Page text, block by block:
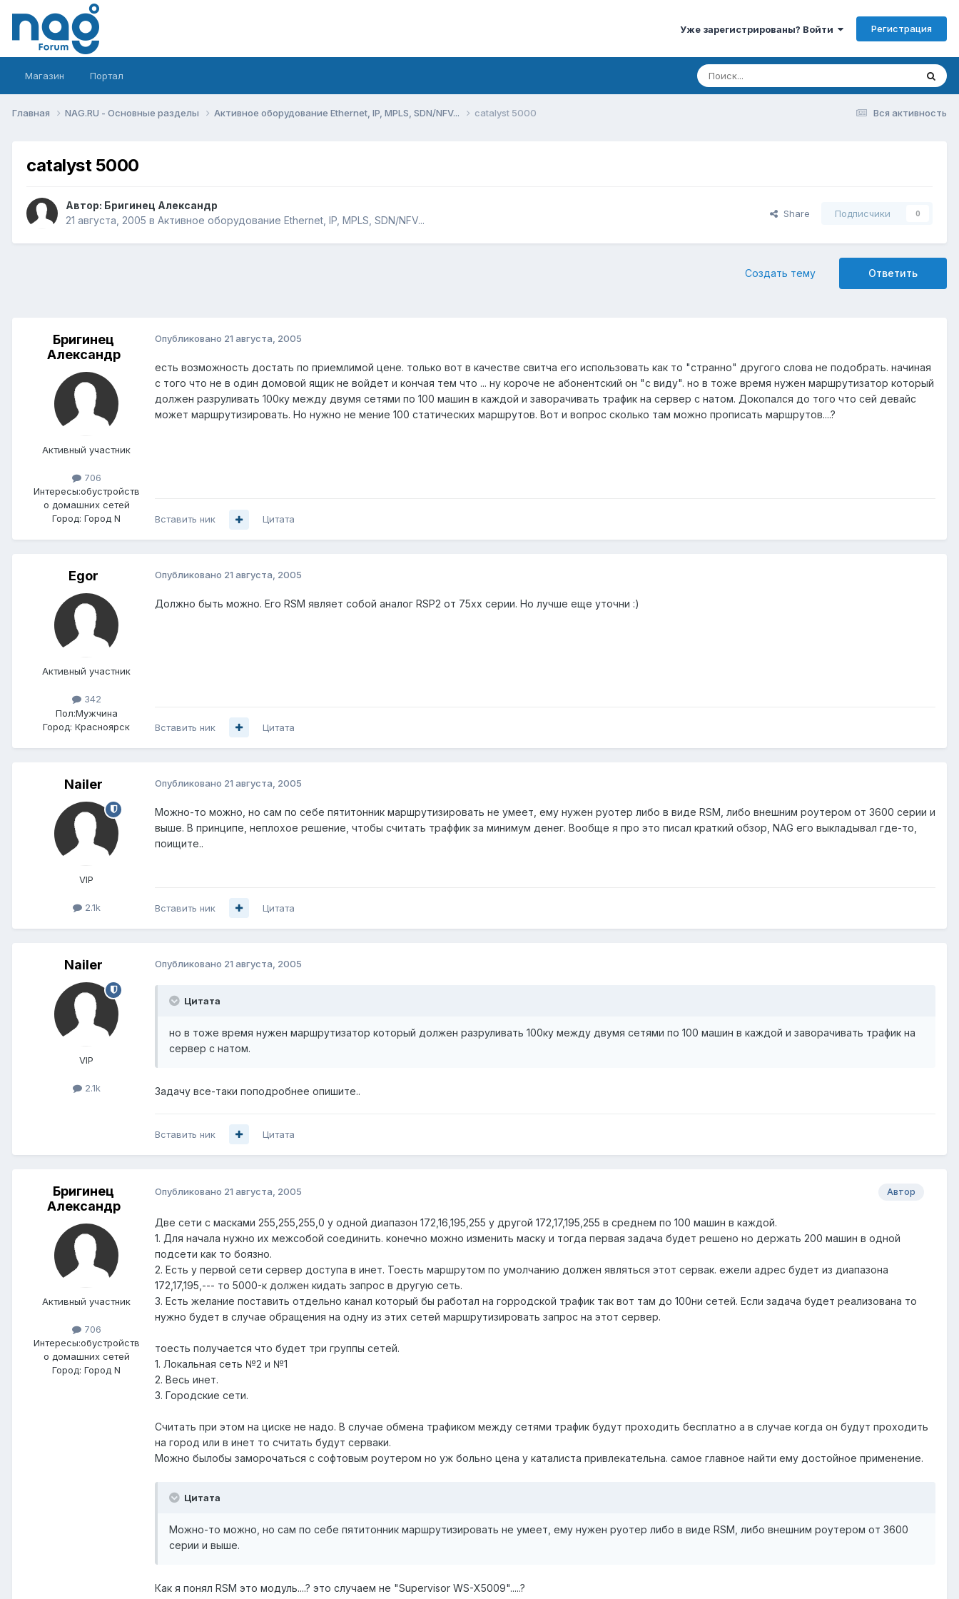
Уже зарегистрированы? Войти Регистрация
Магазин Портал
Вся активность
Главная NAG.RU - Основные разделы Активное оборудование Ethernet, IP, MPLS, SDN/NFV... catalyst 5000
catalyst 5000
Автор: Бригинец Александр
21 августа, 2005 в Активное оборудование Ethernet, IP, MPLS, SDN/NFV...
Share Подписчики 0
Ответить
Создать тему
Бригинец
Александр
Активный участник
706
Интересы:обустройств
о домашних сетей
Город: Город N
Опубликовано 21 августа, 2005
есть возможность достать по приемлимой цене. только вот в качестве свитча его использовать как то "странно" другого слова не подобрать. начиная
с того что не в один домовой ящик не войдет и кончая тем что ... ну короче не абонентский он "с виду". но в тоже время нужен маршрутизатор который
должен разруливать 100ку между двумя сетями по 100 машин в каждой и заворачивать трафик на сервер с натом. Докопался до того что сей девайс
может маршрутизировать. Но нужно не мение 100 статических маршрутов. Вот и вопрос сколько там можно прописать маршрутов....?
Вставить ник Цитата
Egor
Активный участник
342
Пол:Мужчина
Город: Красноярск
Опубликовано 21 августа, 2005
Должно быть можно. Его RSM являет собой аналог RSP2 от 75xx серии. Но лучше еще уточни :)
Вставить ник Цитата
Nailer
VIP
2.1k
Опубликовано 21 августа, 2005
Можно-то можно, но сам по себе пятитонник маршрутизировать не умеет, ему нужен руотер либо в виде RSM, либо внешним роутером от 3600 серии и
выше. В принципе, неплохое решение, чтобы считать траффик за минимум денег. Вообще я про это писал краткий обзор, NAG его выкладывал где-то,
поищите..
Вставить ник Цитата
Nailer
VIP
2.1k
Опубликовано 21 августа, 2005
Цитата
но в тоже время нужен маршрутизатор который должен разруливать 100ку между двумя сетями по 100 машин в каждой и заворачивать трафик на
сервер с натом.
Задачу все-таки поподробнее опишите..
Вставить ник Цитата
Бригинец
Александр
Активный участник
706
Интересы:обустройств
о домашних сетей
Город: Город N
Автор
Опубликовано 21 августа, 2005
Две сети с масками 255,255,255,0 у одной диапазон 172,16,195,255 у другой 172,17,195,255 в среднем по 100 машин в каждой.
1. Для начала нужно их межсобой соединить. конечно можно изменить маску и тогда первая задача будет решено но держать 200 машин в одной
подсети как то боязно.
2. Есть у первой сети сервер доступа в инет. Тоесть маршрутом по умолчанию должен являться этот сервак. ежели адрес будет из диапазона
172,17,195,--- то 5000-к должен кидать запрос в другую сеть.
3. Есть желание поставить отдельно канал который бы работал на горродской трафик так вот там до 100ни сетей. Если задача будет реализована то
нужно будет в случае обращения на одну из этих сетей маршрутизировать запрос на этот сервер.
тоесть получается что будет три группы сетей.
1. Локальная сеть №2 и №1
2. Весь инет.
3. Городские сети.
Считать при этом на циске не надо. В случае обмена трафиком между сетями трафик будут проходить бесплатно а в случае когда он будут проходить
на город или в инет то считать будут серваки.
Можно былобы заморочаться с софтовым роутером но уж больно цена у каталиста привлекательна. самое главное найти ему достойное применение.
Цитата
Можно-то можно, но сам по себе пятитонник маршрутизировать не умеет, ему нужен руотер либо в виде RSM, либо внешним роутером от 3600
серии и выше.
Как я понял RSM это модуль....? это случаем не "Supervisor WS-X5009".....?